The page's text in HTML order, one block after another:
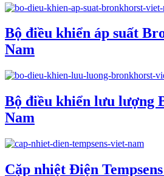
Bộ điều khiển áp suất
Nam
Bộ điều khiển lưu lượng
Nam
Cặp nhiệt Điện